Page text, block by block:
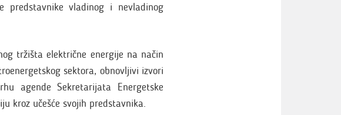
predstavnike vladinog i nevladinog
tržišta električne energije na način
sektora, obnovljivi izvori
agende Sekretarijata Energetske
kroz učešće svojih predstavnika.